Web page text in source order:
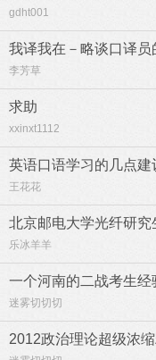
gdht001
我译我在－略谈口译员
李芳草
求助
xxinxt1112
英语口语学习的几点建
王花花
北京邮电大学光纤研究
乐冰羊羊
一个河南的二战考生
迷雾切切切
2012政治理论超级浓